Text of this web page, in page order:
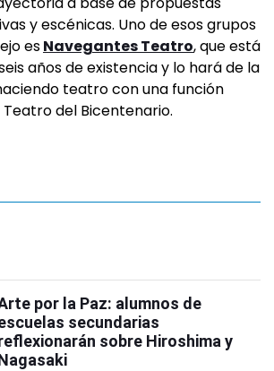
y escénicas. Uno de esos grupos
esNavegantes Teatro, que está
años de existencia y lo hará de la
teatro con una función
del Bicentenario.
por la Paz: alumnos de
secundarias
sobre Hiroshima y